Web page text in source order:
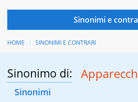
HOME SINONIMI E CONTRARI
Sinonimo di:
Sinonimi